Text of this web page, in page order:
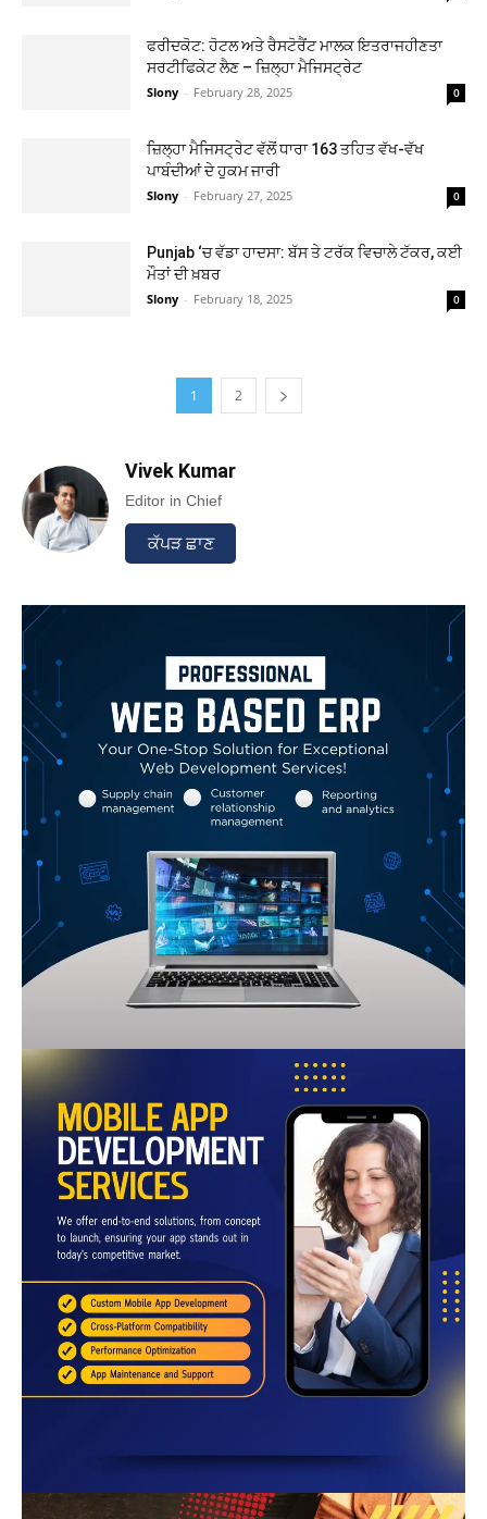
ਫਰੀਦਕੋਟ: ਹੋਟਲ ਅਤੇ ਰੈਸਟੋਰੈਂਟ ਮਾਲਕ ਇਤਰਾਜਹੀਣਤਾ
ਸਰਟੀਫਿਕੇਟ ਲੈਣ – ਜ਼ਿਲ੍ਹਾ ਮੈਜਿਸਟ੍ਰੇਟ
Slony - February 28, 2025 0
ਜ਼ਿਲ੍ਹਾ ਮੈਜਿਸਟ੍ਰੇਟ ਵੱਲੋਂ ਧਾਰਾ 163 ਤਹਿਤ ਵੱਖ-ਵੱਖ
ਪਾਬੰਦੀਆਂ ਦੇ ਹੁਕਮ ਜਾਰੀ
Slony - February 27, 2025 0
Punjab ‘ਚ ਵੱਡਾ ਹਾਦਸਾ: ਬੱਸ ਤੇ ਟਰੱਕ ਵਿਚਾਲੇ ਟੱਕਰ, ਕਈ
ਮੌਤਾਂ ਦੀ ਖ਼ਬਰ
Slony - February 18, 2025 0
1 2
Vivek Kumar
Editor in Chief
ਕੱਪੜ ਛਾਣ